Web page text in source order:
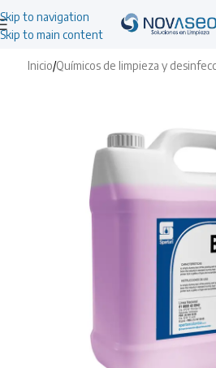
Skip to navigation
Skip to main content
Inicio/Químicos de limpieza y